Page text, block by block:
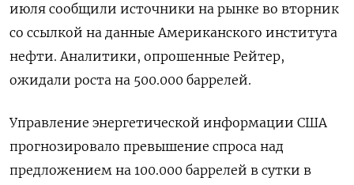
июля сообщили источники на рынке во вторник
со ссылкой на данные Американского института
нефти. Аналитики, опрошенные Рейтер,
ожидали роста на 500.000 баррелей.
Управление энергетической информации США
прогнозировало превышение спроса над
предложением на 100.000 баррелей в сутки в